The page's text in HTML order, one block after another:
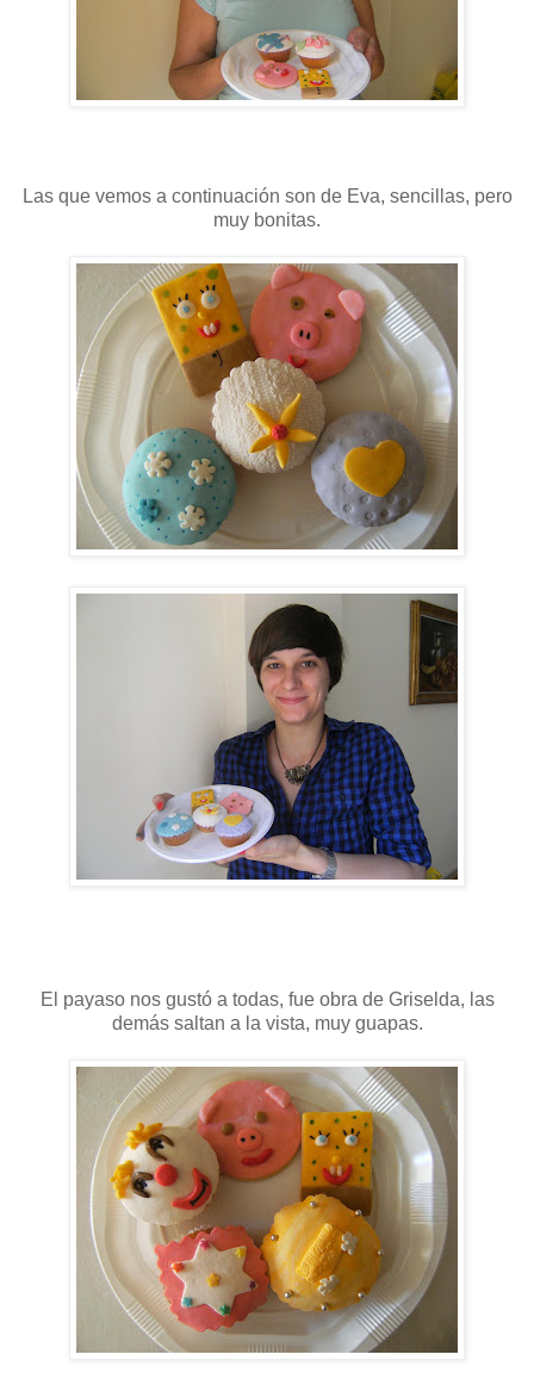
Las que vemos a continuación son de Eva, sencillas, pero
muy bonitas.
El payaso nos gustó a todas, fue obra de Griselda, las
demás saltan a la vista, muy guapas.